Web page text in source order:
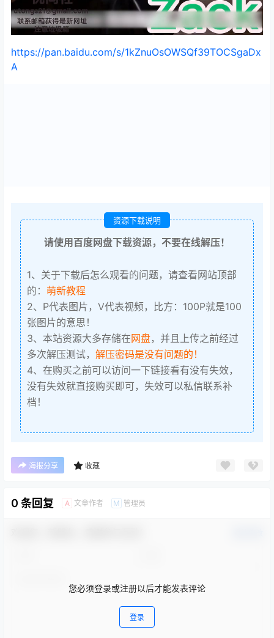
https://pan.baidu.com/s/1kZnuOsOWSQf39TOCSgaDx
A
资源下载说明
请使用百度网盘下载资源，不要在线解压！
1、关于下载后怎么观看的问题，请查看网站顶部
的： 萌新教程
2、P代表图片，V代表视频，比方：100P就是100
张图片的意思！
3、本站资源大多存储在网盘，并且上传之前经过
多次解压测试， 解压密码是没有问题的！
4、在购买之前可以访问一下链接看有没有失效，
没有失效就直接购买即可，失效可以私信联系补
档！
海报分享 收藏
0 条回复 A 文章作者 M 管理员
您必须登录或注册以后才能发表评论
登录